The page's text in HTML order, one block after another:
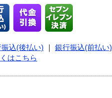
込(後払い) 銀行振込(前払い)
はこちら